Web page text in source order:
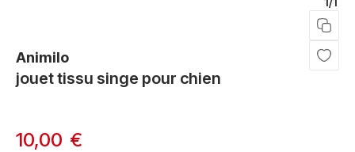
jouet tissu singe pour chien
Animilo
10,00 €